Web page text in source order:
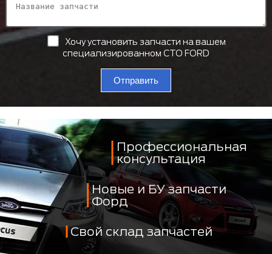
Хочу установить запчасти на вашем
специализированном СТО FORD
Отправить
Профессиональная
консультация
Новые и БУ запчасти
Форд
Свой склад запчастей